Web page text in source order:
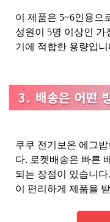
이 제품은 5~6인용으
성원이 5명 이상인
기에 적합한 용량입니
3. 배송은 어떤
쿠쿠 전기보온 에그
다. 로켓배송은 빠른
되는 장점이 있습니
이 편리하게 제품을